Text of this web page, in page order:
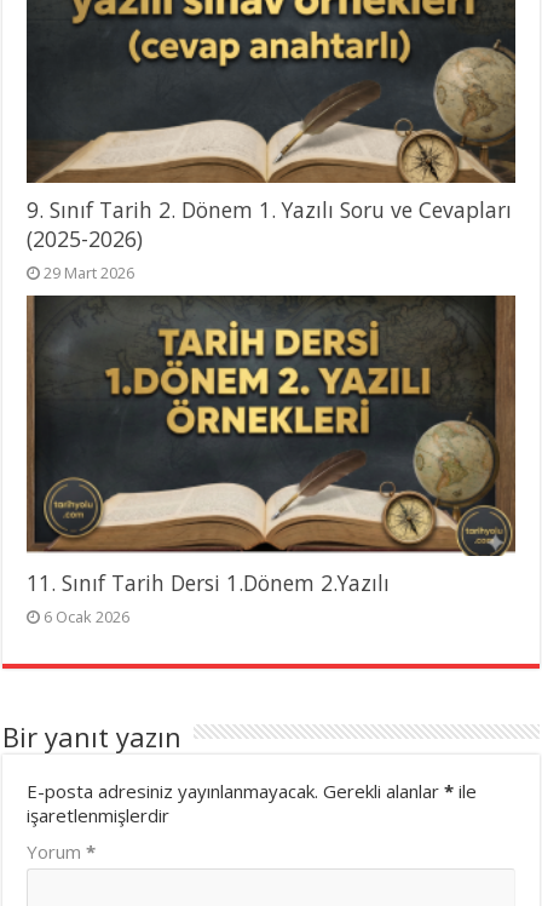
9. Sınıf Tarih 2. Dönem 1. Yazılı Soru ve Cevapları
(2025-2026)
29 Mart 2026
11. Sınıf Tarih Dersi 1.Dönem 2.Yazılı
6 Ocak 2026
Bir yanıt yazın
E-posta adresiniz yayınlanmayacak. Gerekli alanlar* ile
işaretlenmişlerdir
Yorum*